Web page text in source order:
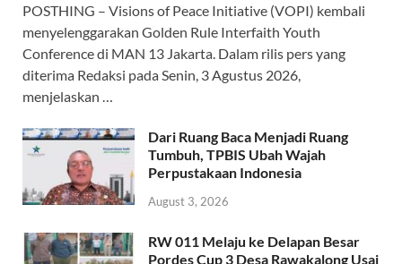
POSTHING – Visions of Peace Initiative (VOPI) kembali
menyelenggarakan Golden Rule Interfaith Youth
Conference di MAN 13 Jakarta. Dalam rilis pers yang
diterima Redaksi pada Senin, 3 Agustus 2026,
menjelaskan …
Dari Ruang Baca Menjadi Ruang
Tumbuh, TPBIS Ubah Wajah
Perpustakaan Indonesia
August 3, 2026
RW 011 Melaju ke Delapan Besar
Pordes Cup 3 Desa Rawakalong Usai